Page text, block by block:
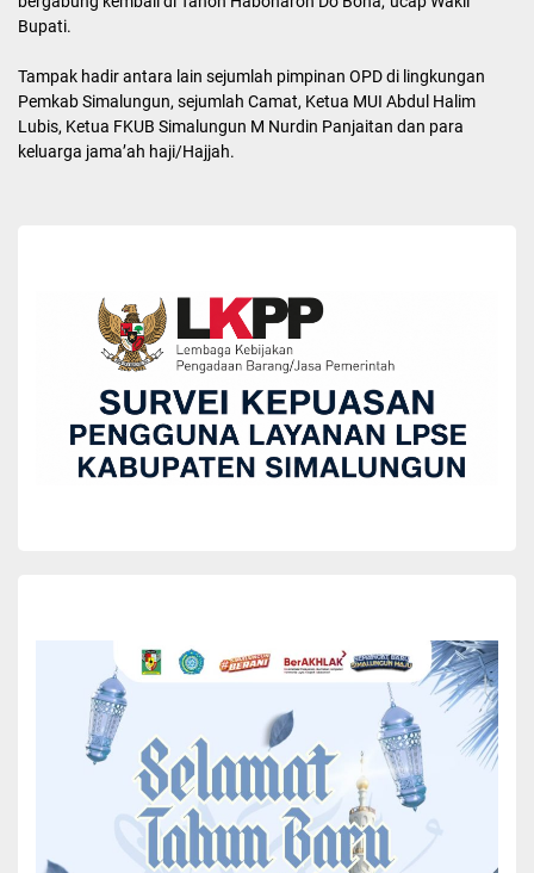
mewarnai lingkungan masing masing. Jadilah contoh teladan di
tengah-tengah masyarakat dan lingkungan masing-masing serta
Wabup.
Kemudian, atas nama Pemkab Simalungun, Wakil Bupati
menyerahkan para jama’ah haji/Hajjah kepada keluarga dalam
Tampak hadir antara lain sejumlah pimpinan OPD di lingkungan
Pemkab Simalungun, sejumlah Camat, Ketua MUI Abdul Halim
Lubis, Ketua FKUB Simalungun M Nurdin Panjaitan dan para
keluarga jama’ah haji/Hajjah.